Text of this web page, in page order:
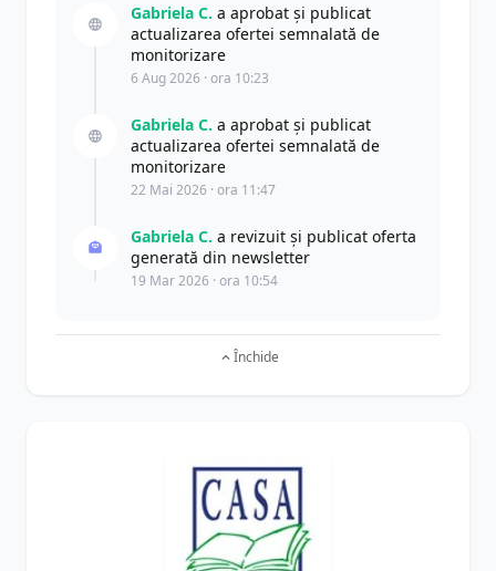
Gabriela C. a aprobat și publicat
actualizarea ofertei semnalată de
monitorizare
6 Aug 2026 · ora 10:23
Gabriela C. a aprobat și publicat
actualizarea ofertei semnalată de
monitorizare
22 Mai 2026 · ora 11:47
Gabriela C. a revizuit și publicat oferta
generată din newsletter
19 Mar 2026 · ora 10:54
Închide